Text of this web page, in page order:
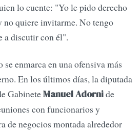
lo cuente: "Yo le pido derecho
no quiere invitarme. No tengo
a discutir con él".
se enmarca en una ofensiva más
En los últimos días, la diputada
GabineteManuel Adornide
con funcionarios y
de negocios montada alrededor